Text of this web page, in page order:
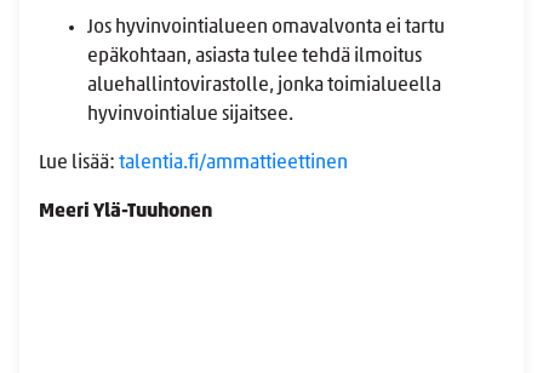
Jos hyvinvointialueen omavalvonta ei tartu
epäkohtaan, asiasta tulee tehdä ilmoitus
aluehallintovirastolle, jonka toimialueella
hyvinvointialue sijaitsee.
Lue lisää: talentia.fi/ammattieettinen
Meeri Ylä-Tuuhonen